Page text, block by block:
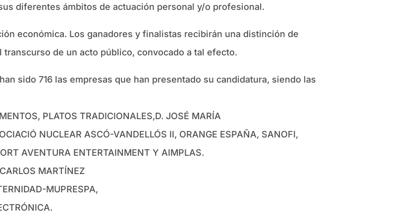
diferentes ámbitos de actuación personal y/o profesional.
económica. Los ganadores y finalistas recibirán una distinción de
de un acto público, convocado a tal efecto.
sido 716 las empresas que han presentado su candidatura, siendo las
PLATOS TRADICIONALES,D. JOSÉ MARÍA
NUCLEAR ASCÓ-VANDELLÓS II, ORANGE ESPAÑA, SANOFI,
AVENTURA ENTERTAINMENT Y AIMPLAS.
MARTÍNEZ
MUPRESPA,